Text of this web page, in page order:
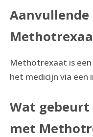
Methotrexaat is
het medicijn via een
Wat
met